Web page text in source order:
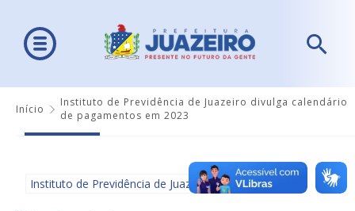
Início
Instituto de Previdência de Juazeiro divulga calendário
de pagamentos em 2023
Instituto de Previdência de Juazeiro - IPJ